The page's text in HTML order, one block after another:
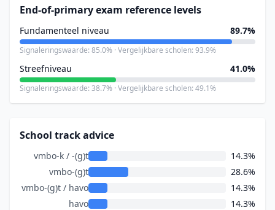
End-of-primary exam reference levels
Fundamenteel niveau 89.7%
Signaleringswaarde: 85.0% · Vergelijkbare scholen: 93.9%
Streefniveau 41.0%
Signaleringswaarde: 38.7% · Vergelijkbare scholen: 49.1%
School track advice
vmbo-k / -(g)t
14.3%
vmbo-(g)t
28.6%
vmbo-(g)t / havo
14.3%
havo
14.3%